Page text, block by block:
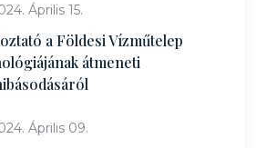
Április 15.
a Földesi Vízműtelep
átmeneti
Április 09.